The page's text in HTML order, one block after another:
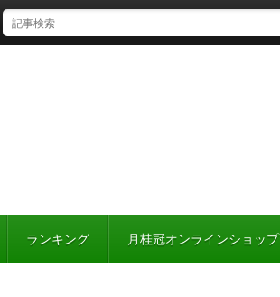
ランキング 月桂冠オンラインショップ